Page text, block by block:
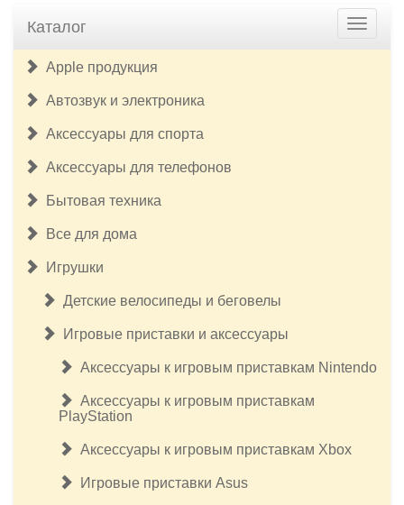
Каталог
Apple продукция
Автозвук и электроника
Аксессуары для спорта
Аксессуары для телефонов
Бытовая техника
Все для дома
Игрушки
Детские велосипеды и беговелы
Игровые приставки и аксессуары
Аксессуары к игровым приставкам Nintendo
Аксессуары к игровым приставкам
PlayStation
Аксессуары к игровым приставкам Xbox
Игровые приставки Asus